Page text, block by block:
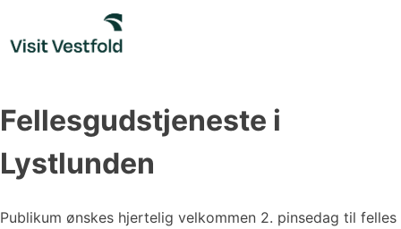
content
Fellesgudstjeneste i
Lystlunden
Publikum ønskes hjertelig velkommen 2. pinsedag til felles